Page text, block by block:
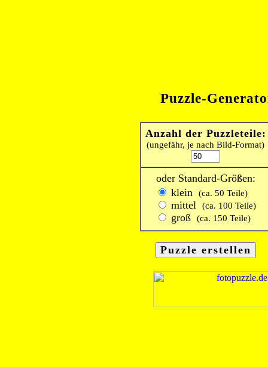
Puzzle-
Anzahl der Puzzleteile:
(ungefähr, je nach Bild-Format)
oder Standard-Größen:
klein
(ca. 50 Teile)
mittel (ca. 100 Teile)
groß (ca. 150 Teile)